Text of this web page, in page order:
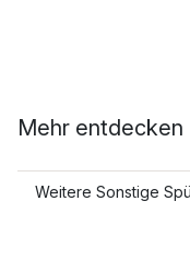
Mehr entdecken
Weitere Sonstige